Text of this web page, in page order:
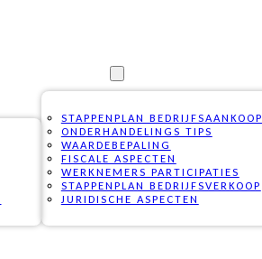
STAPPENPLAN BEDRIJFSAANKOOP
ONDERHANDELINGS TIPS
WAARDEBEPALING
FISCALE ASPECTEN
WERKNEMERS PARTICIPATIES
STAPPENPLAN BEDRIJFSVERKOOP
JURIDISCHE ASPECTEN